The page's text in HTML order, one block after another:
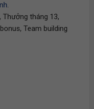
.
Thưởng tháng 13,
Team building